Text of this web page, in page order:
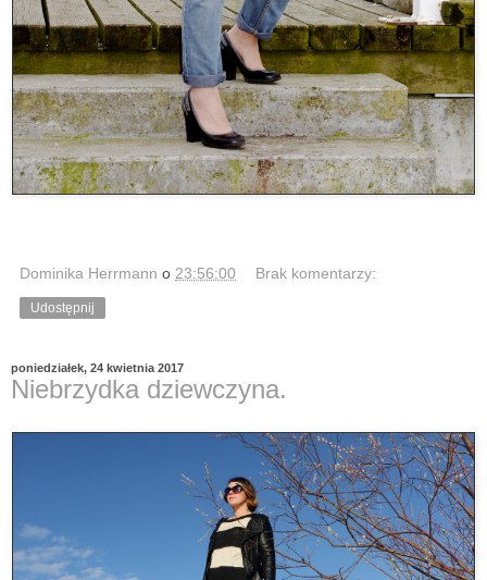
Dominika Herrmann o 23:56:00 Brak komentarzy:
Udostępnij
poniedziałek, 24 kwietnia 2017
Niebrzydka dziewczyna.